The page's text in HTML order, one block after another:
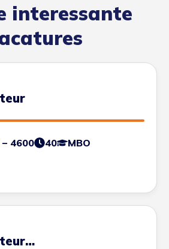
interessante
4600 40
MBO